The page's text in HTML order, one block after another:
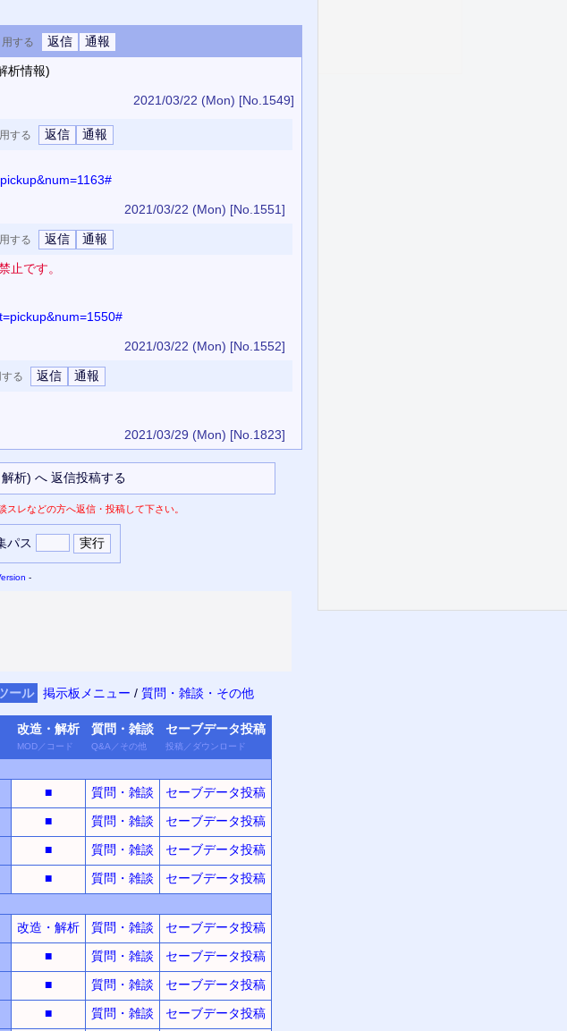
用する
析情報)
2021/03/22 (Mon) [No.1549]
する
2021/03/22 (Mon) [No.1551]
する
止です。
2021/03/22 (Mon) [No.1552]
する
2021/03/29 (Mon) [No.1823]
レなどの方へ返信・投稿して下さい。
パス
-
ール 掲示板メニュー / 質問・雑談・その他
改造・ 解析
MOD ／ コード
質問・ 雑談
Q&A ／ その他
セーブデータ投稿
投稿 ／ ダウン ロード
■ 質問・雑談 セーブデータ投稿
■ 質問・雑談 セーブデータ投稿
■ 質問・雑談 セーブデータ投稿
■ 質問・雑談
セーブデータ投稿
改造・解析 質問・雑談 セーブデータ投稿
■ 質問・雑談 セーブデータ投稿
■ 質問・雑談 セーブデータ投稿
■ 質問・雑談 セーブデータ投稿